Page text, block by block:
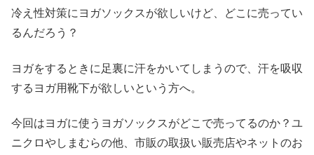
冷え性対策にヨガソックスが欲しいけど、どこに売ってい
るんだろう？
ヨガをするときに足裏に汗をかいてしまうので、汗を吸収
するヨガ用靴下が欲しいという方へ。
今回はヨガに使うヨガソックスがどこで売ってるのか？ユ
ニクロやしまむらの他、市販の取扱い販売店やネットのお